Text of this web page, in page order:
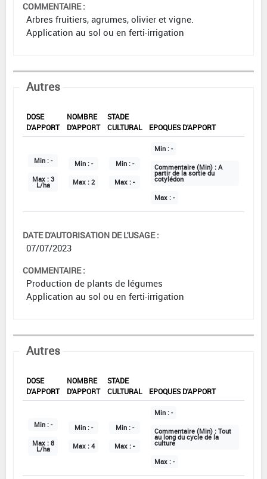
COMMENTAIRE :
Arbres fruitiers, agrumes, olivier et vigne.
Application au sol ou en ferti-irrigation
Autres
DOSE
D'APPORT
NOMBRE
D'APPORT
STADE
CULTURAL
EPOQUES D'APPORT
Min : -
Max : 3
L/ha
Min : -
Max : 2
Min : -
Max : -
Min : -
Commentaire (Min) : A
partir de la sortie du
cotylédon
Max : -
DATE D'AUTORISATION DE L'USAGE :
07/07/2023
COMMENTAIRE :
Production de plants de légumes
Application au sol ou en ferti-irrigation
Autres
DOSE
D'APPORT
NOMBRE
D'APPORT
STADE
CULTURAL
EPOQUES D'APPORT
Min : -
Max : 8
L/ha
Min : -
Max : 4
Min : -
Max : -
Min : -
Commentaire (Min) : Tout
au long du cycle de la
culture
Max : -